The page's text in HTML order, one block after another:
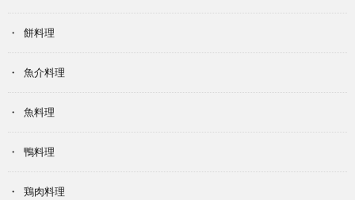
餅料理
魚介料理
魚料理
鴨料理
鶏肉料理